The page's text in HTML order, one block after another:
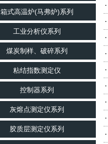
箱式高温炉(马弗炉)系列
工业分析仪系列
煤炭制样、破碎系列
粘结指数测定仪
控制器系列
灰熔点测定仪系列
胶质层测定仪系列